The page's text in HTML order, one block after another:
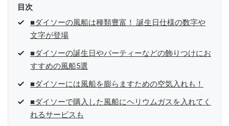
目次
■ダイソーの風船は種類豊富！ 誕生日仕様の数字や
文字が登場
■ダイソーの誕生日やパーティーなどの飾りつけにお
すすめの風船5選
■ダイソーには風船を膨らますための空気入れも！
■ダイソーで購入した風船にヘリウムガスを入れてく
れるサービスも